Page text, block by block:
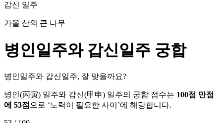
갑신 일주
가을 산의 큰 나무
병인일주와 갑신일주 궁합
병인일주와 갑신일주, 잘 맞을까요?
병인(丙寅) 일주와 갑신(甲申) 일주의 궁합 점수는 100점 만점
에 53점 으로 ‘노력이 필요한 사이 ’에 해당합니다.